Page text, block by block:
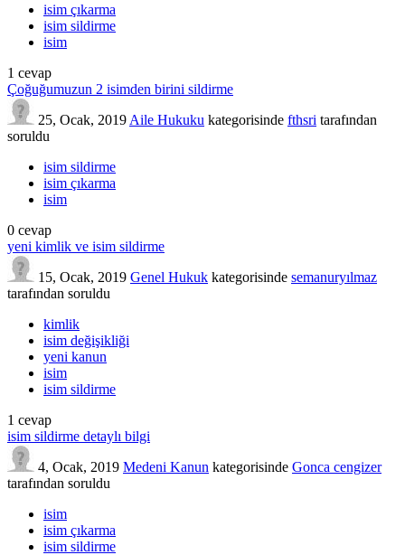
isim çıkarma
isim sildirme
isim
1 cevap
Çoğuğumuzun 2 isimden birini sildirme
25, Ocak, 2019 Aile Hukuku kategorisinde fthsri tarafından
soruldu
isim sildirme
isim çıkarma
isim
0 cevap
yeni kimlik ve isim sildirme
15, Ocak, 2019 Genel Hukuk kategorisinde semanuryılmaz
tarafından soruldu
kimlik
isim değişikliği
yeni kanun
isim
isim sildirme
1 cevap
isim sildirme detaylı bilgi
4, Ocak, 2019 Medeni Kanun kategorisinde Gonca cengizer
tarafından soruldu
isim
isim çıkarma
isim sildirme